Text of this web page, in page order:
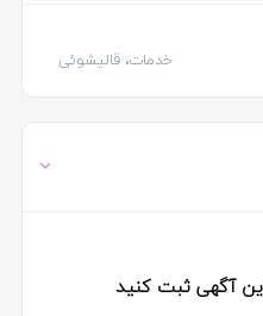
خدمات، قالیشوئی
این آگهی ثبت کنید